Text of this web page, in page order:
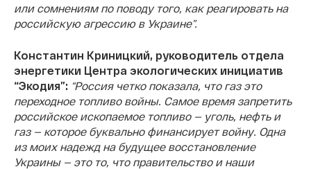
или сомнениям по поводу того, как реагировать на
российскую агрессию в Украине”.
Константин Криницкий, руководитель отдела
энергетики Центра экологических инициатив
“Экодия”: “Россия четко показала, что газ это
переходное топливо войны. Самое время запретить
российское ископаемое топливо — уголь, нефть и
газ — которое буквально финансирует войну. Одна
из моих надежд на будущее восстановление
Украины — это то, что правительство и наши